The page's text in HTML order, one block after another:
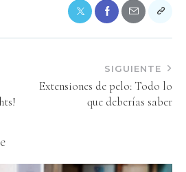
SIGUIENTE
Extensiones de pelo: Todo lo
que deberías saber